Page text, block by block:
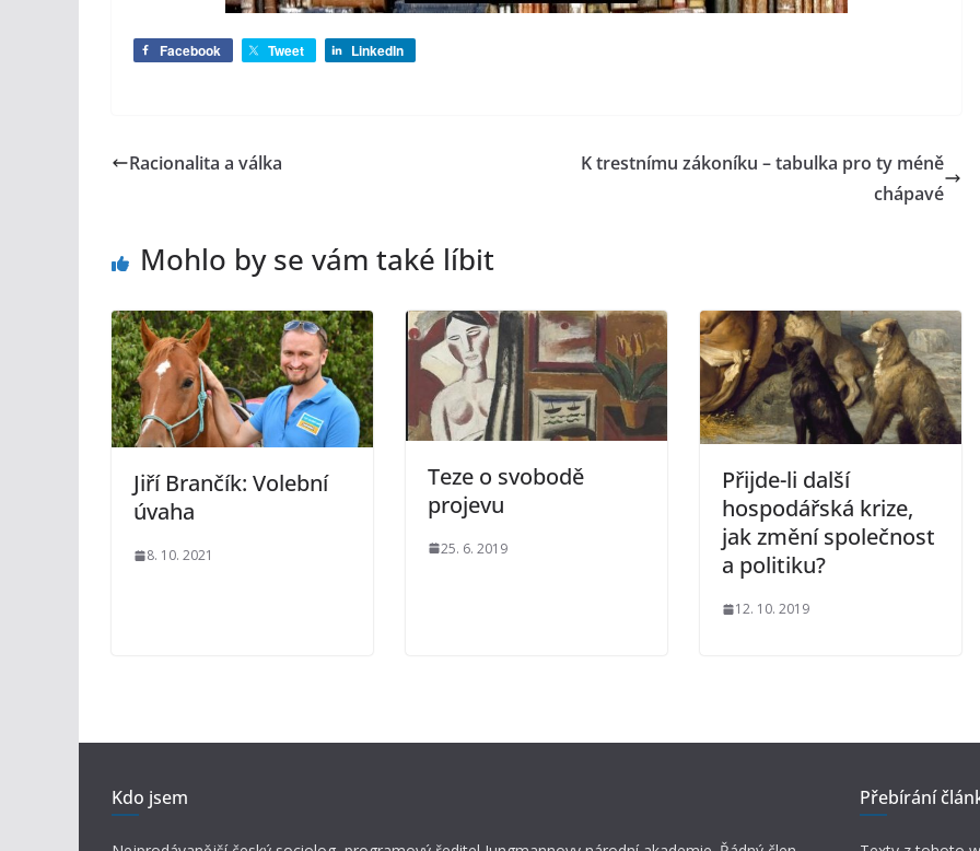
Facebook Tweet LinkedIn
Racionalita a válka
K trestnímu zákoníku – tabulka pro ty méně
chápavé
Mohlo by se vám také líbit
Jiří Brančík: Volební
úvaha
8. 10. 2021
Teze o svobodě
projevu
25. 6. 2019
Přijde-li další
hospodářská krize,
jak změní společnost
a politiku?
12. 10. 2019
Kdo jsem Přebírání